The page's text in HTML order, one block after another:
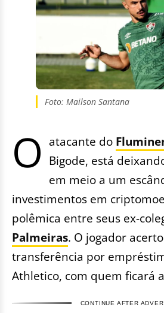
Foto: Mailson Santana
O atacante do
Bigode, está
em meio a um
investimentos em
polêmica entre seus ex-
Palmeiras. O jogador
transferência por
Athletico, com quem ficará
CONTINUE AFTER